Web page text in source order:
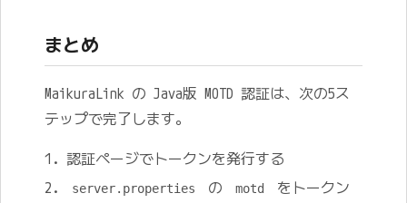
まとめ
MaikuraLink の Java版 MOTD 認証は、次の5ス
テップで完了します。
認証ページでトークンを発行する
server.properties の motd
をトークン